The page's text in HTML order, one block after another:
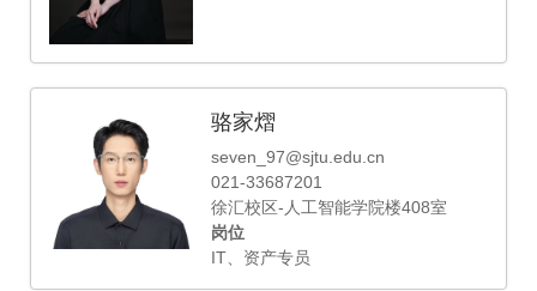
骆家熠
seven_97@sjtu.edu.cn
021-33687201
徐汇校区-人工智能学院楼408室
岗位
IT、资产专员